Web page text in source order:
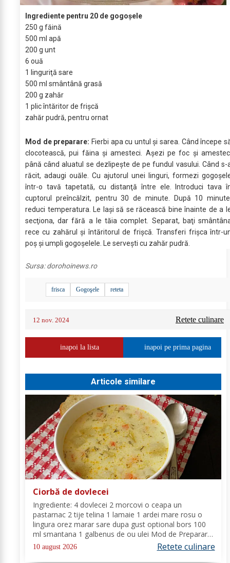
Ingrediente pentru 20 de gogoşele
250 g făină
500 ml apă
200 g unt
6 ouă
1 linguriţă sare
500 ml smântână grasă
200 g zahăr
1 plic întăritor de frişcă
zahăr pudră, pentru ornat
Mod de preparare: Fierbi apa cu untul şi sarea. Când începe
clocotească, pui făina şi amesteci. Aşezi pe foc şi
până când aluatul se dezlipeşte de pe fundul vasului. Când s-
răcit, adaugi ouăle. Cu ajutorul unei linguri, formezi
într-o tavă tapetată, cu distanţă între ele. Introduci tava
cuptorul preîncălzit, pentru 30 de minute. După 10
reduci temperatura. Le laşi să se răcească bine înainte de a
secţiona, dar fără a le tăia complet. Separat, baţi
rece cu zahărul şi întăritorul de frişcă. Transferi frişca într-
poş şi umpli gogoşelele. Le serveşti cu zahăr pudră.
Sursa:dorohoinews.ro
frisca Gogoşele reteta
12 nov. 2024 Retete culinare
inapoi la lista inapoi pe prima pagina
Articole similare
Ciorbă de dovlecei
Ingrediente: 4 dovlecei 2 morcovi o ceapa un
pastarnac 2 tije telina 1 lamaie 1 ardei mare rosu o
lingura orez marar sare dupa gust optional bors 100
ml smantana 1 galbenus de ou ulei Mod de Preparare:
Curatam morcovii, telina, ceapa, ardeiul si
pastarnacul, le tocam si le punem la fiert in...
10 august 2026 Retete culinare